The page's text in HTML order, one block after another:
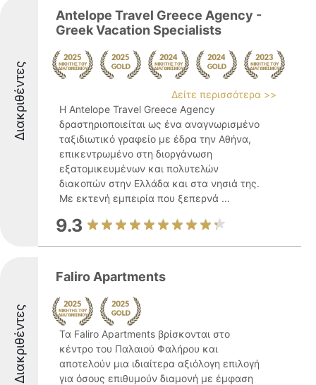
Διακριθέντες
Antelope Travel Greece Agency -
Greek Vacation Specialists
Δείτε περισσότερα >>
Η Antelope Travel Greece Agency
δραστηριοποιείται ως ένα αναγνωρισμένο
ταξιδιωτικό γραφείο με έδρα την Αθήνα,
επικεντρωμένο στη διοργάνωση
εξατομικευμένων και πολυτελών
διακοπών στην Ελλάδα και στα νησιά της.
Με εκτενή εμπειρία που ξεπερνά ...
9.3
Διακριθέντες
Faliro Apartments
Τα Faliro Apartments βρίσκονται στο
κέντρο του Παλαιού Φαλήρου και
αποτελούν μια ιδιαίτερα αξιόλογη επιλογή
για όσους επιθυμούν διαμονή με έμφαση